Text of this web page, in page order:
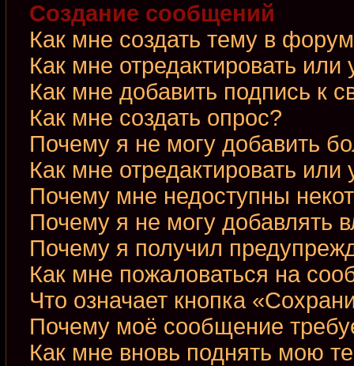
Создание сообщений
Как мне создать тему в
Как мне отредактировать
Как мне добавить подпись к
Как мне создать опрос?
Почему я не могу добавить
Как мне отредактировать или
Почему мне недоступны
Почему я не могу добавлять
Почему я получил
Как мне пожаловаться на
Что означает кнопка
Почему моё сообщение
Как мне вновь поднять мою